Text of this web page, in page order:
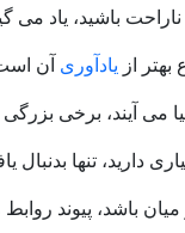
باشید، یاد می
از یادآوری آن
می آیند، برخی
دارید، تنها بدنبال
باشد، پیوند